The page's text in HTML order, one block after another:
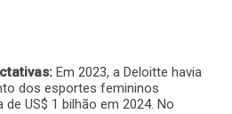
Em 2023, a Deloitte havia
dos esportes femininos
US$ 1 bilhão em 2024. No